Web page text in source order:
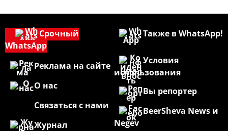
Также в WhatsApp!
Условия
использования
Вы репортер
BeerSheva News и
Negev
Срочный
WhatsApp
Реклама на сайте
О нас
Связаться с нами
Журнал